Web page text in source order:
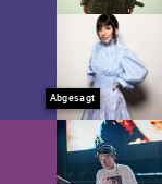
Abgesagt